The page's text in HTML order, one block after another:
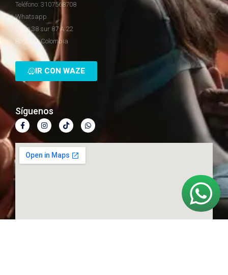
Teléfono: 3107568708
Whatsapp
Calle 38 sur 87 A 22
Bogotá - Colombia
IR CON WAZE
Síguenos